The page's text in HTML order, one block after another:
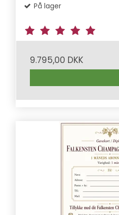
På lager
9.795,00 DKK